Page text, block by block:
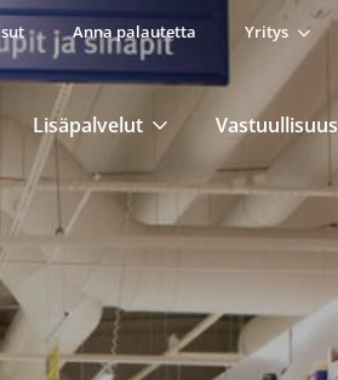
Anna palautetta Yritys
Lisäpalvelut Vastuullisuus